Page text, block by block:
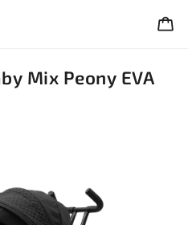
Mix Peony EVA